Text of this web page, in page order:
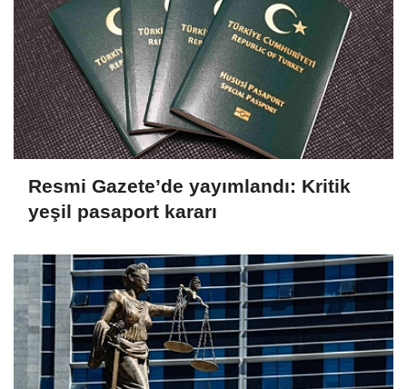
Resmi Gazete’de yayımlandı: Kritik
yeşil pasaport kararı